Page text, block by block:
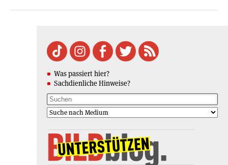
Was passiert hier?
Sachdienliche Hinweise?